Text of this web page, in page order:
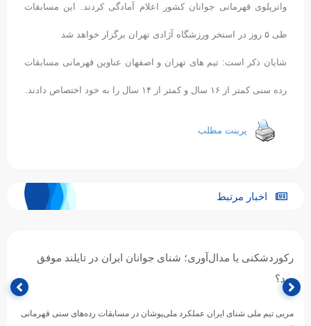
واترپلوی قهرمانی جوانان کشور اعلام آمادگی کردند. این مسابقات
طی ۵ روز در استخر ورزشگاه آژادی تهران برگزار خواهد شد
شایان ذکر است: تیم های تهران و اصفهان عناوین قهرمانی مسابقات
رده سنی کمتر از ١۶ سال و کمتر از ١۴ سال را به خود اختصاص دادند.
پرینت مطلب
اخبار مرتبط
رکوردشکنی یا مدال‌آوری؛ شنای جوانان ایران در تایلند موفق
بود؟
مربی تیم ملی شنای ایران عملکرد ملی‌پوشان در مسابقات رده‌های سنی قهرمانی